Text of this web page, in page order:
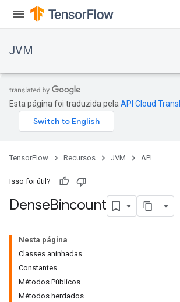
JVM
Esta página foi traduzida pela API Cloud
TensorFlow Recursos JVM API
Isso foi útil?
DenseBincount
Nesta página
Classes aninhadas
Constantes
Métodos Públicos
Métodos herdados